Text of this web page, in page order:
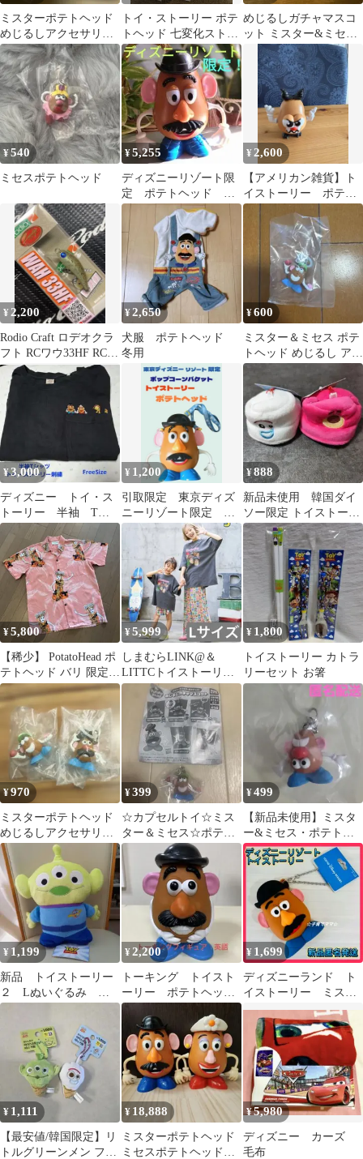
ミスターポテトヘッド
めじるしアクセサリー
2種セット
トイ・ストーリー ポテ
トヘッド 七変化ストラ
ップ コンプリート
めじるしガチャマスコ
ット ミスター&ミセス
ポテトヘッド ガチャ め
じるし
¥540
ミセスポテトヘッド
¥5,255
ディズニーリゾート限
定 ポテトヘッド キ
ャンディケース フィ
ギュア
¥ 2,600
【アメリカン雑貨】ト
イストーリー ポテト
ヘッド
¥ 2,200
Rodio Craft ロデオクラ
フト RCワウ33HF RCポ
テトヘッド
¥2,650
犬服 ポテトヘッド
冬用
¥600
ミスター＆ミセス ポテ
トヘッド めじるし アク
セサリー ガチャ マスコ
ット D
¥3,000
ディズニー トイ・ス
トーリー 半袖 Tシ
ャツ フリーサイズ
ポテトヘッド 刺繍
¥ 1,200
引取限定 東京ディズ
ニーリゾート限定 ト
イストーリー ポテト
ヘッド
¥888
新品未使用 韓国ダイ
ソー限定 トイストーリ
ー カラビナポーチ
¥5,800
【稀少】 PotatoHead ポ
テトヘッド バリ 限定
アロハシャツ シャツ
¥5,999
しまむらLINK@＆
LITTCトイストーリー
コラボ 総柄パンツ Lサ
¥ 1,800
トイストーリー カトラ
リーセット お箸
¥970
ミスターポテトヘッド
めじるしアクセサリ
ー A D
¥399
☆カプセルトイ☆ミス
ター＆ミセス☆ポテト
ヘッド☆めじるし☆マ
スコット☆未使用送込
¥499
【新品未使用】ミスタ
ー&ミセス・ポテトヘ
ッド めじるしガチャマ
スコット
¥ 1,199
新品 トイストーリー
２ Lぬいぐるみ エ
イリアン
¥2,200
トーキング トイスト
ーリー ポテトヘッド
Mr. Potato Head
¥ 1,699
ディズニーランド ト
イストーリー ミスタ
ーポテトヘッド バッ
グチャーム ケース付
¥ 1,111
【最安値/韓国限定】リ
トルグリーンメン フォ
¥ 18,888
ミスターポテトヘッド
ミセスポテトヘッドセ
¥5,980
ディズニー カーズ
毛布